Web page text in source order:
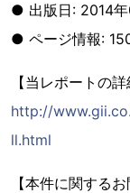
● 出版日: 2014
● ページ情報:
【当レポートの詳
http://
ll.html
【本件に関する